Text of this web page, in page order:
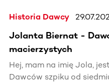
Historia Dawcy
Jolanta Biernat -
macierzystych
Hej, mam na imię Jola,
Dawców szpiku od